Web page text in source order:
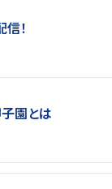
！
園とは